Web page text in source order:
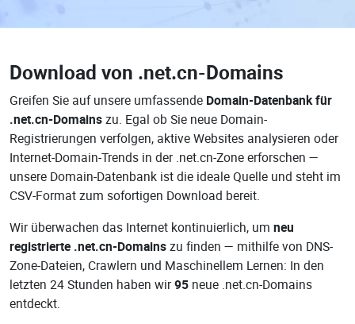
Download von .net.cn-Domains
Greifen Sie auf unsere umfassende Domain-Datenbank für
.net.cn-Domainszu. Egal ob Sie neue Domain-
Registrierungen verfolgen, aktive Websites analysieren oder
Internet-Domain-Trends in der .net.cn-Zone erforschen —
unsere Domain-Datenbank ist die ideale Quelle und steht im
CSV-Format zum sofortigen Download bereit.
Wir überwachen das Internet kontinuierlich, um neu
registrierte .net.cn-Domainszu finden — mithilfe von DNS-
Zone-Dateien, Crawlern und Maschinellem Lernen: In den
letzten 24 Stunden haben wir95 neue .net.cn-Domains
entdeckt.